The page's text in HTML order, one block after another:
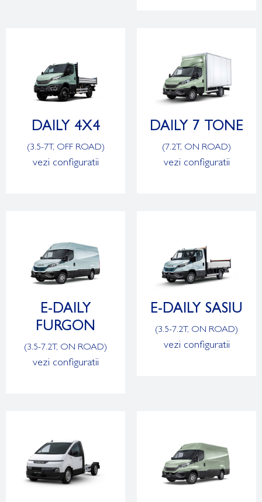
DAILY 4X4
(3.5-7T, OFF ROAD)
vezi configuratii
DAILY 7 TONE
(7.2T, ON ROAD)
vezi configuratii
E-DAILY
FURGON
(3.5-7.2T, ON ROAD)
vezi configuratii
E-DAILY SASIU
(3.5-7.2T, ON ROAD)
vezi configuratii